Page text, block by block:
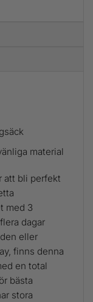
material
att bli perfekt
med 3
dagar
eller
finns denna
en total
bästa
stora